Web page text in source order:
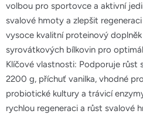
volbou pro sportovce a aktivní
svalové hmoty a zlepšit
vysoce kvalitní proteinový
syrovátkových bílkovin pro
Klíčové vlastnosti: Podporuje růst
2200 g, příchuť vanilka, vhodné
probiotické kultury a trávicí
rychlou regeneraci a růst svalové